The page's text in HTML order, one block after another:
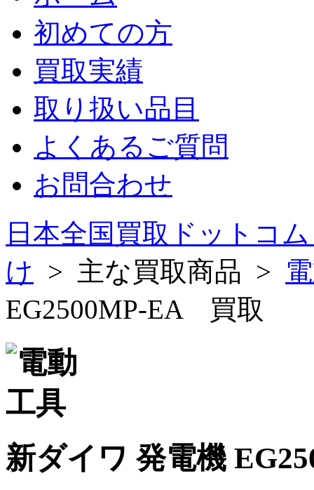
初めての方
買取実績
取り扱い品目
よくあるご質問
お問合わせ
日本全国買取ドットコ
け > 主な買取商品 >
EG2500MP-EA 買取
新ダイワ 発電機